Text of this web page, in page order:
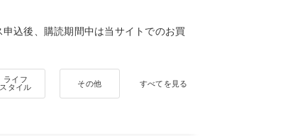
込後、購読期間中は当サイトでのお買
ライフ
スタイル
その他 すべてを見る